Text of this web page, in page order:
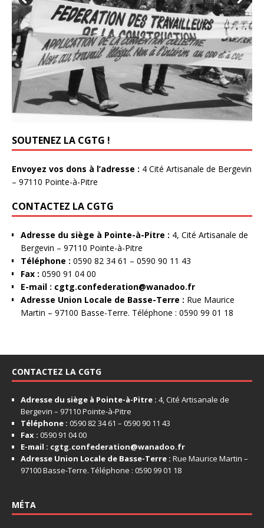
SOUTENEZ LA CGTG !
Envoyez vos dons à l’adresse : 4 Cité Artisanale de Bergevin
– 97110 Pointe-à-Pitre
CONTACTEZ LA CGTG
Adresse du siège à Pointe-à-Pitre : 4, Cité Artisanale de
Bergevin – 97110 Pointe-à-Pitre
Téléphone : 0590 82 34 61 – 0590 90 11 43
Fax : 0590 91 04 00
E-mail : cgtg.confederation@wanadoo.fr
Adresse Union Locale de Basse-Terre : Rue Maurice
Martin – 97100 Basse-Terre. Téléphone : 0590 99 01 18
CONTACTEZ LA CGTG
Adresse du siège à Pointe-à-Pitre : 4, Cité Artisanale de
Bergevin – 97110 Pointe-à-Pitre
Téléphone : 0590 82 34 61 – 0590 90 11 43
Fax : 0590 91 04 00
E-mail : cgtg.confederation@wanadoo.fr
Adresse Union Locale de Basse-Terre : Rue Maurice Martin –
97100 Basse-Terre. Téléphone : 0590 99 01 18
MÉTA